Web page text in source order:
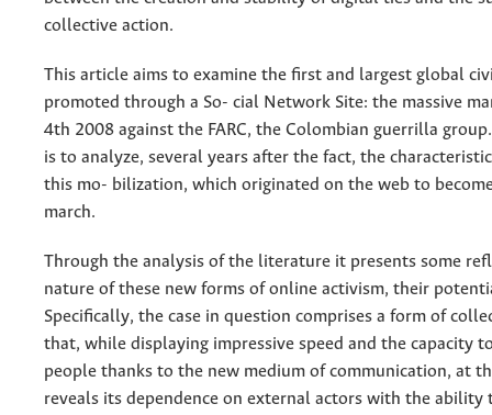
collective action.
This article aims to examine the first and largest global
promoted through a So- cial Network Site: the massive
4th 2008 against the FARC, the Colombian guerrilla
is to analyze, several years after the fact, the
this mo- bilization, which originated on the web to
march.
Through the analysis of the literature it presents some
nature of these new forms of online activism, their
Specifically, the case in question comprises a form of
that, while displaying impressive speed and the capacity
people thanks to the new medium of communication, at
reveals its dependence on external actors with the